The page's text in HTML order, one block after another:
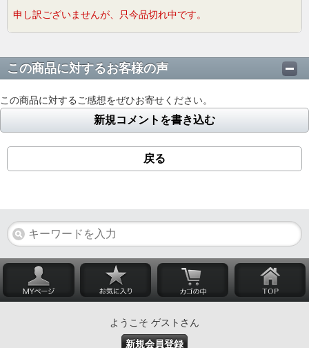
申し訳ございませんが、只今品切れ中です。
この商品に対するお客様の声
この商品に対するご感想をぜひお寄せください。
新規コメントを書き込む
戻る
ようこそ ゲストさん
新規会員登録